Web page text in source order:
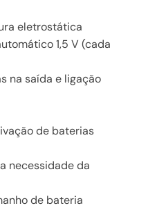
eletrostática
1,5 V (cada
na saída e ligação
de baterias
necessidade da
de bateria